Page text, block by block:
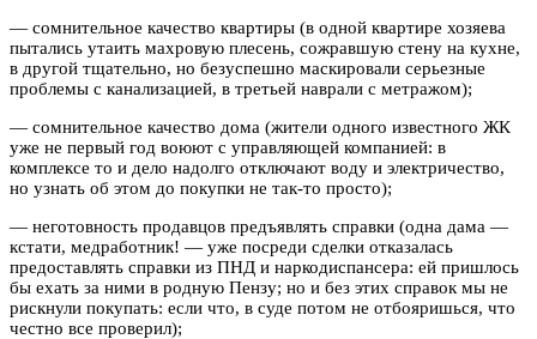
— сомнительное качество квартиры (в одной квартире хозяева
пытались утаить махровую плесень, сожравшую стену на кухне,
в другой тщательно, но безуспешно маскировали серьезные
проблемы с канализацией, в третьей наврали с метражом);
— сомнительное качество дома (жители одного известного ЖК
уже не первый год воюют с управляющей компанией: в
комплексе то и дело надолго отключают воду и электричество,
но узнать об этом до покупки не так-то просто);
— неготовность продавцов предъявлять справки (одна дама —
кстати, медработник! — уже посреди сделки отказалась
предоставлять справки из ПНД и наркодиспансера: ей пришлось
бы ехать за ними в родную Пензу; но и без этих справок мы не
рискнули покупать: если что, в суде потом не отбояришься, что
честно все проверил);